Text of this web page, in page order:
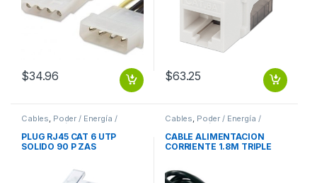
$34.96 $63.25
Cables, Poder / Energía /
Alimentación
PLUG RJ45 CAT 6 UTP
SOLIDO 90 P ZAS
Cables, Poder / Energía /
Alimentación
CABLE ALIMENTACION
CORRIENTE 1.8M TRIPLE